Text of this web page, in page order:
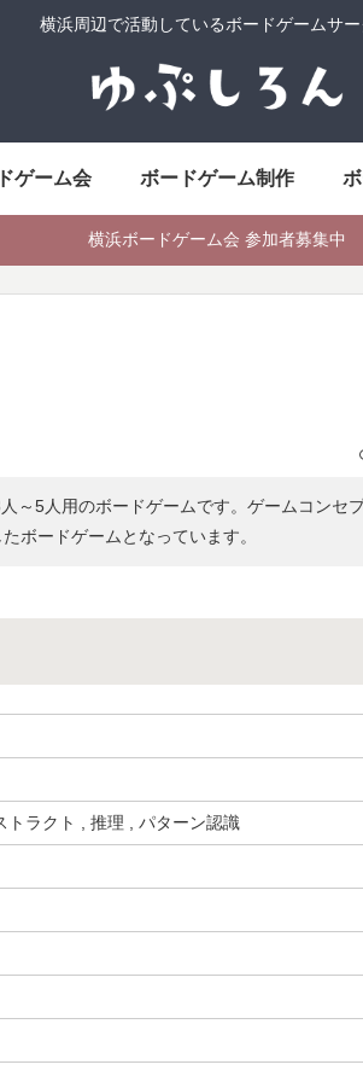
横浜周辺で活動しているボードゲームサ
ゲーム会 ボードゲーム制作
横浜ボードゲーム会 参加者募集中
～5人用のボードゲームです。ゲームコンセプ
ボードゲームとなっています。
トラクト , 推理 , パターン認識